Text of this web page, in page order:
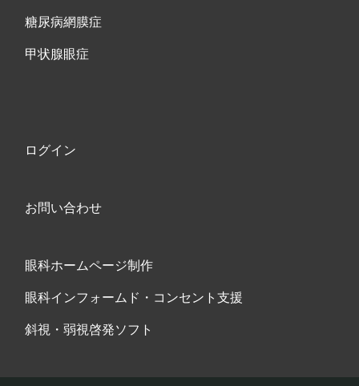
糖尿病網膜症
甲状腺眼症
ログイン
お問い合わせ
眼科ホームページ制作
眼科インフォームド・コンセント支援
斜視・弱視啓発ソフト